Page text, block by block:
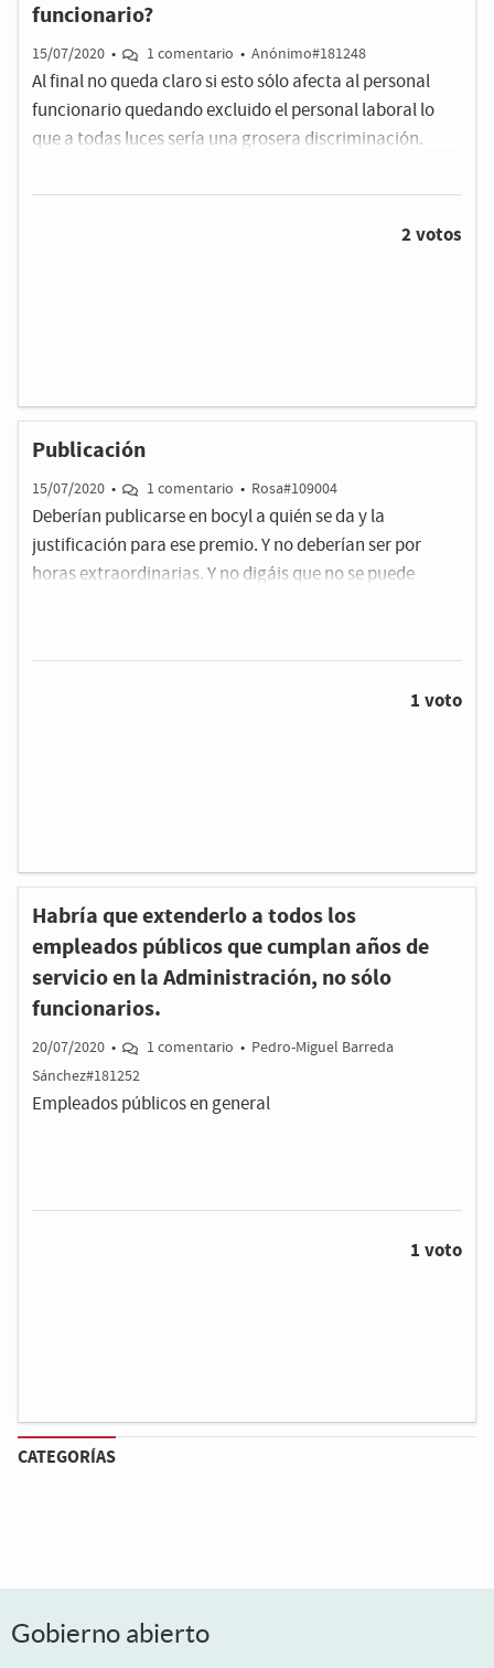
funcionario?
15/07/2020 • 1 comentario • Anónimo#181248
Al final no queda claro si esto sólo afecta al personal
funcionario quedando excluido el personal laboral lo
que a todas luces sería una grosera discriminación.
2 votos
Publicación
15/07/2020 • 1 comentario • Rosa#109004
Deberían publicarse en bocyl a quién se da y la
justificación para ese premio. Y no deberían ser por
horas extraordinarias. Y no digáis que no se puede
1 voto
Habría que extenderlo a todos los
empleados públicos que cumplan años de
servicio en la Administración, no sólo
funcionarios.
20/07/2020 • 1 comentario • Pedro-Miguel Barreda
Sánchez#181252
Empleados públicos en general
1 voto
CATEGORÍAS
Gobierno abierto